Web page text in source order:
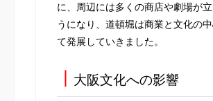
に、周辺には多くの商店や劇場が
うになり、道頓堀は商業と文化の
て発展していきました。
大阪文化への影響